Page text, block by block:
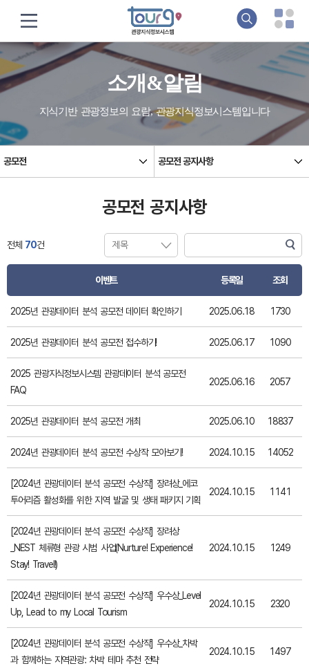
소개&알림
지식기반 관광정보의 요람, 관광지식정보시스템입니다
공모전 공모전 공지사항
공모전 공지사항
전체 70건
이벤트 등록일 조회
2025년 관광데이터 분석 공모전 데이터 확인하기 2025.06.18 1730
2025년 관광데이터 분석 공모전 접수하기! 2025.06.17 1090
2025 관광지식정보시스템 관광데이터 분석 공모전
FAQ
2025.06.16 2057
2025년 관광데이터 분석 공모전 개최 2025.06.10 18837
2024년 관광데이터 분석 공모전 수상작 모아보기! 2024.10.15 14052
[2024년 관광데이터 분석 공모전 수상작] 장려상_에코
투어리즘 활성화를 위한 지역 발굴 및 생태 패키지 기획
2024.10.15 1141
[2024년 관광데이터 분석 공모전 수상작] 장려상
_NEST 체류형 관광 시범 사업(Nurture! Experience!
Stay! Travel!)
2024.10.15 1249
[2024년 관광데이터 분석 공모전 수상작] 우수상_Level
Up, Lead to my Local Tourism
2024.10.15 2320
[2024년 관광데이터 분석 공모전 수상작] 우수상_차박
과 함께하는 지역관광: 차박 테마 추천 전략
2024.10.15 1497